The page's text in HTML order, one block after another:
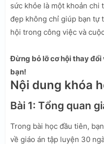
sức khỏe là một khoản chi
đẹp không chỉ giúp bạn tự
hội trong công việc và
Đừng bỏ lỡ cơ hội thay
bạn!
Nội dung khóa
Bài 1: Tổng quan
Trong bài học đầu tiên,
về giáo án tập luyện 30